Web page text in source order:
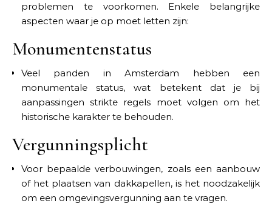
problemen te voorkomen. Enkele belangrijke
aspecten waar je op moet letten zijn:
Monumentenstatus
Veel panden in Amsterdam hebben een
monumentale status, wat betekent dat je bij
aanpassingen strikte regels moet volgen om het
historische karakter te behouden.
Vergunningsplicht
Voor bepaalde verbouwingen, zoals een aanbouw
of het plaatsen van dakkapellen, is het noodzakelijk
om een omgevingsvergunning aan te vragen.